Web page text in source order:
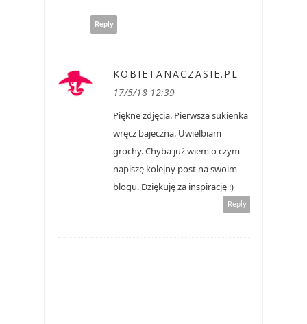
Reply
KOBIETANACZASIE.PL
17/5/18 12:39
Piękne zdjęcia. Pierwsza sukienka
wręcz bajeczna. Uwielbiam
grochy. Chyba już wiem o czym
napiszę kolejny post na swoim
blogu. Dziękuję za inspirację :)
Reply